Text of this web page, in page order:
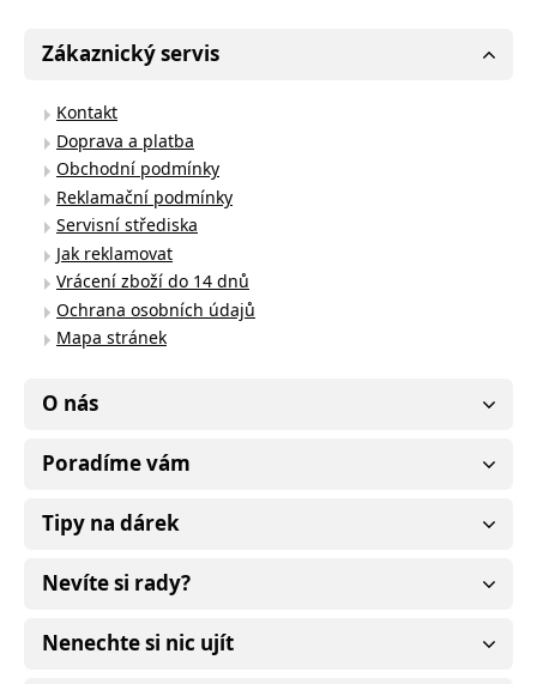
Zákaznický servis
Kontakt
Doprava a platba
Obchodní podmínky
Reklamační podmínky
Servisní střediska
Jak reklamovat
Vrácení zboží do 14 dnů
Ochrana osobních údajů
Mapa stránek
O nás
Poradíme vám
Tipy na dárek
Nevíte si rady?
Nenechte si nic ujít